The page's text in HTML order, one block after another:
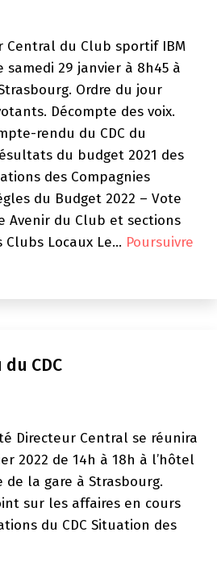
Central du Club sportif IBM
samedi 29 janvier à 8h45 à
Ordre du jour
Décompte des voix.
rendu du CDC du
du budget 2021 des
des Compagnies
du Budget 2022 – Vote
Avenir du Club et sections
Locaux Le… Poursuivre
CDC
Directeur Central se réunira
2022 de 14h à 18h à l’hôtel
de la gare à Strasbourg.
sur les affaires en cours
du CDC Situation des